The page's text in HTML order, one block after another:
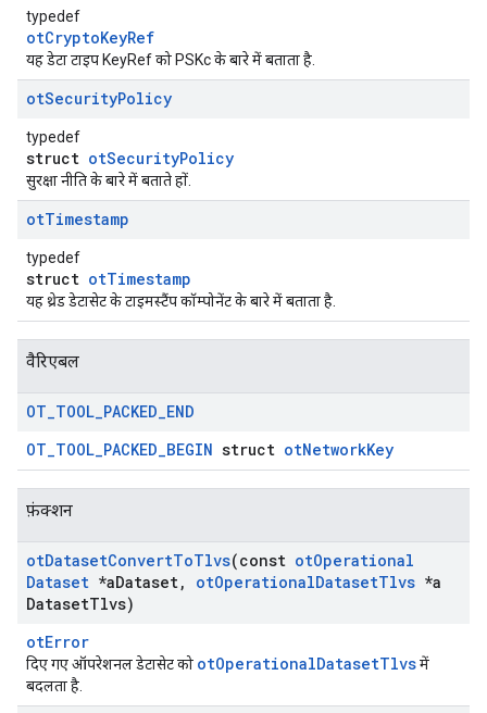
typedef
otCryptoKeyRef
यह डेटा टाइप KeyRef को PSKc के बारे में बताता है.
otSecurityPolicy
typedef
struct otSecurityPolicy
सुरक्षा नीति के बारे में बताते हों.
otTimestamp
typedef
struct otTimestamp
यह थ्रेड डेटासेट के टाइमस्टैंप कॉम्पोनेंट के बारे में बताता है.
वैरिएबल
OT_TOOL_PACKED_END
OT_TOOL_PACKED_BEGIN struct otNetworkKey
फ़ंक्शन
otDatasetConvertToTlvs(const otOperational
Dataset *aDataset, otOperationalDatasetTlvs *a
DatasetTlvs)
otError
दिए गए ऑपरेशनल डेटासेट को otOperationalDatasetTlvsमें
बदलता है.